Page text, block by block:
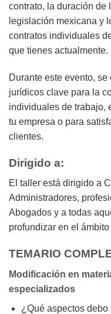
contrato, la duración de
legislación mexicana y
contratos individuales
que tienes actualmente.
Durante este evento,
jurídicos clave para la
individuales de trabajo,
tu empresa o para
clientes.
Dirigido a:
El taller está dirigido a
Administradores,
Abogados y a todas
profundizar en el
TEMARIO
Modificación en
especializados
¿Qué aspectos